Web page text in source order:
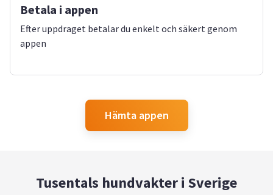
Betala i appen
Efter uppdraget betalar du enkelt och säkert genom
appen
Hämta appen
Tusentals hundvakter i Sverige